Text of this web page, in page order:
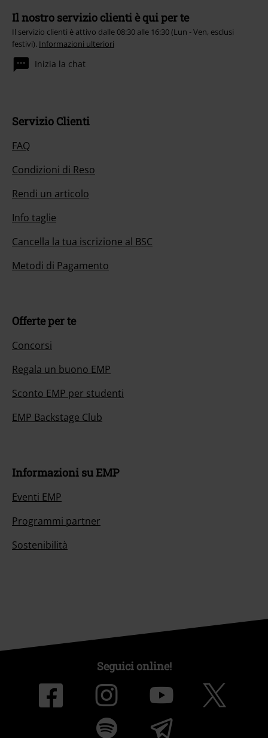
Il nostro servizio clienti è qui per te
Il servizio clienti è attivo dalle 08:30 alle 16:30 (Lun - Ven, esclusi
festivi). Informazioni ulteriori
Inizia la chat
Servizio Clienti
FAQ
Condizioni di Reso
Rendi un articolo
Info taglie
Cancella la tua iscrizione al BSC
Metodi di Pagamento
Offerte per te
Concorsi
Regala un buono EMP
Sconto EMP per studenti
EMP Backstage Club
Informazioni su EMP
Eventi EMP
Programmi partner
Sostenibilità
Seguici online!